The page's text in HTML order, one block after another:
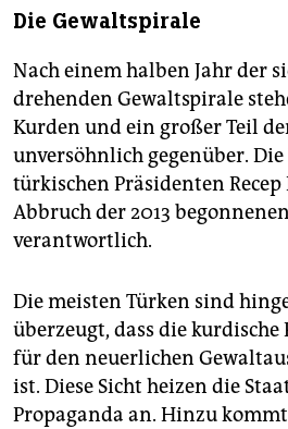
Die Gewaltspirale
Nach einem halben Jahr der
drehenden Gewaltspirale
Kurden und ein großer Teil
unversöhnlich gegenüber.
türkischen Präsidenten
Abbruch der 2013
verantwortlich.
Die meisten Türken sind
überzeugt, dass die
für den neuerlichen
ist. Diese Sicht heizen die
Propaganda an. Hinzu